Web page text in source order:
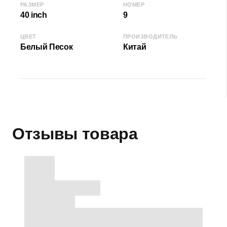
РАЗМЕР
40 inch
НОМЕР
9
ЦВЕТ
Белый Песок
ПРОИЗВОДИТЕЛЬ
Китай
Отзывы товара